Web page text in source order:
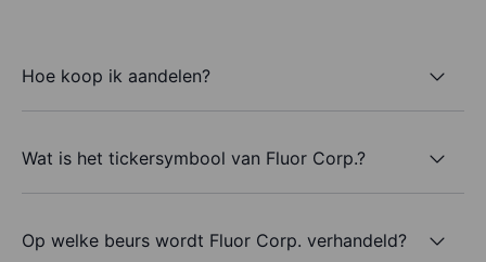
Hoe koop ik aandelen?
Wat is het tickersymbool van Fluor Corp.?
Op welke beurs wordt Fluor Corp. verhandeld?